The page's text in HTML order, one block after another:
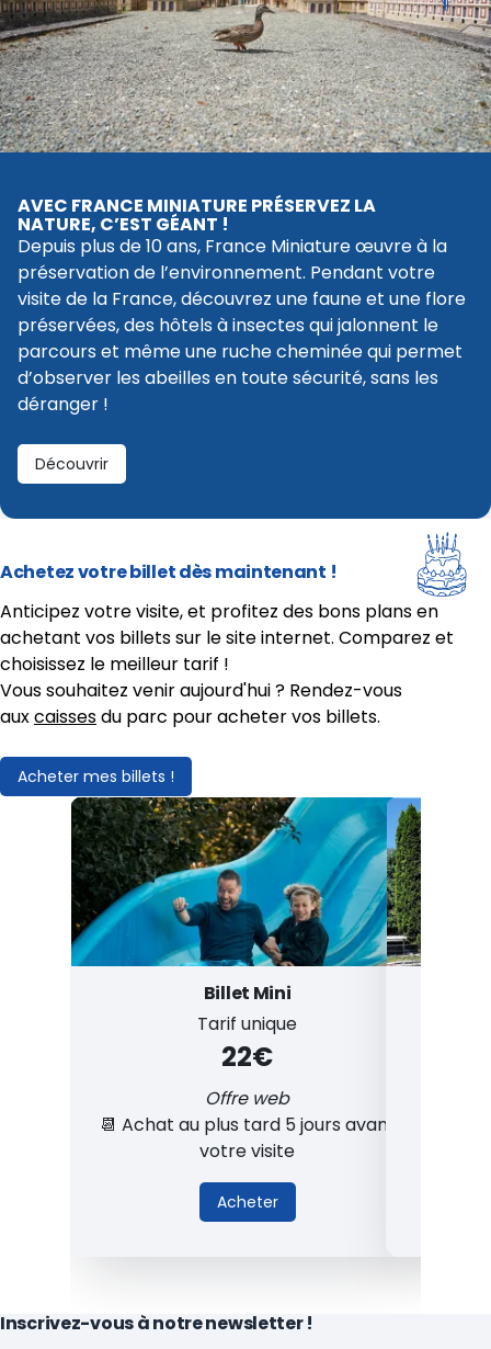
AVEC FRANCE MINIATURE PRÉSERVEZ LA
NATURE, C’EST GÉANT !
Depuis plus de 10 ans, France Miniature œuvre à la
préservation de l’environnement. Pendant votre
visite de la France, découvrez une faune et une flore
préservées, des hôtels à insectes qui jalonnent le
parcours et même une ruche cheminée qui permet
d’observer les abeilles en toute sécurité, sans les
déranger !
Découvrir
Achetez votre billet dès maintenant !
Anticipez votre visite, et profitez des bons plans en
achetant vos billets sur le site internet. Comparez et
choisissez le meilleur tarif !
Vous souhaitez venir aujourd'hui ? Rendez-vous
auxcaissesdu parc pour acheter vos billets.
Acheter mes billets !
Billet Mini
Tarif unique
22€
Offre web
📆​ Achat au plus tard 5 jours avant
votre visite
Acheter
Inscrivez-vous à notre newsletter !